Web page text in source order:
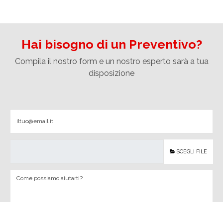
Hai bisogno di un Preventivo?
Compila il nostro form e un nostro esperto sarà a tua
disposizione
SCEGLI FILE